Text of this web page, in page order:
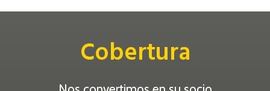
Cobertura